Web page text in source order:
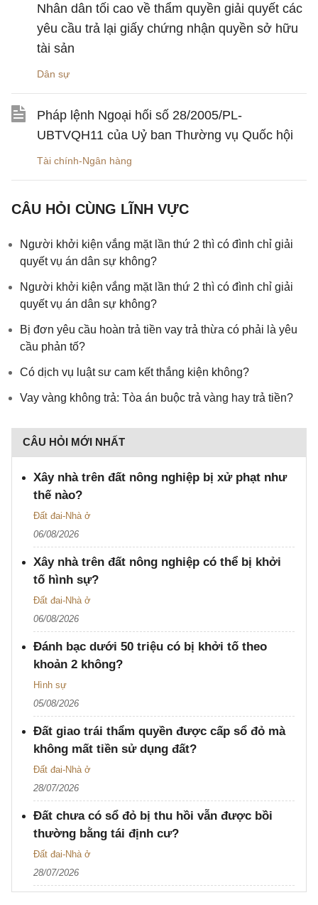
Nhân dân tối cao về thẩm quyền giải quyết các
yêu cầu trả lại giấy chứng nhận quyền sở hữu
tài sản
Dân sự
Pháp lệnh Ngoại hối số 28/2005/PL-
UBTVQH11 của Uỷ ban Thường vụ Quốc hội
Tài chính-Ngân hàng
CÂU HỎI CÙNG LĨNH VỰC
Người khởi kiện vắng mặt lần thứ 2 thì có đình chỉ giải
quyết vụ án dân sự không?
Người khởi kiện vắng mặt lần thứ 2 thì có đình chỉ giải
quyết vụ án dân sự không?
Bị đơn yêu cầu hoàn trả tiền vay trả thừa có phải là yêu
cầu phản tố?
Có dịch vụ luật sư cam kết thắng kiện không?
Vay vàng không trả: Tòa án buộc trả vàng hay trả tiền?
CÂU HỎI MỚI NHẤT
Xây nhà trên đất nông nghiệp bị xử phạt như
thế nào?
Đất đai-Nhà ở
06/08/2026
Xây nhà trên đất nông nghiệp có thể bị khởi
tố hình sự?
Đất đai-Nhà ở
06/08/2026
Đánh bạc dưới 50 triệu có bị khởi tố theo
khoản 2 không?
Hình sự
05/08/2026
Đất giao trái thẩm quyền được cấp sổ đỏ mà
không mất tiền sử dụng đất?
Đất đai-Nhà ở
28/07/2026
Đất chưa có sổ đỏ bị thu hồi vẫn được bồi
thường bằng tái định cư?
Đất đai-Nhà ở
28/07/2026